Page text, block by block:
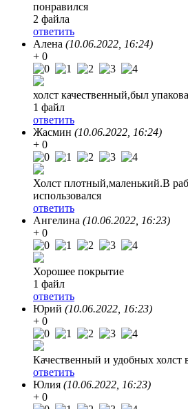
понравился
2 файла
ответить
Алена (10.06.2022, 16:24)
+ 0
холст качественный,был
1 файл
ответить
Жасмин (10.06.2022, 16:24)
+ 0
Холст плотный,маленький.В
использовался
ответить
Ангелина (10.06.2022, 16:23)
+ 0
Хорошее покрытие
1 файл
ответить
Юрий (10.06.2022, 16:23)
+ 0
Качественный и удобных холст
ответить
Юлия (10.06.2022, 16:23)
+ 0